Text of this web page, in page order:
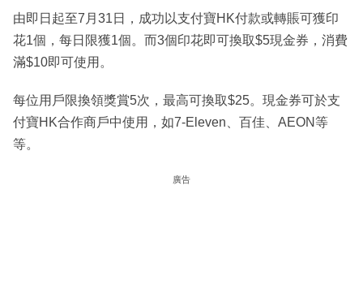
由即日起至7月31日，成功以支付寶HK付款或轉賬可獲印
花1個，每日限獲1個。而3個印花即可換取$5現金券，消費
滿$10即可使用。
每位用戶限換領獎賞5次，最高可換取$25。現金券可於支
付寶HK合作商戶中使用，如7-Eleven、百佳、AEON等
等。
廣告